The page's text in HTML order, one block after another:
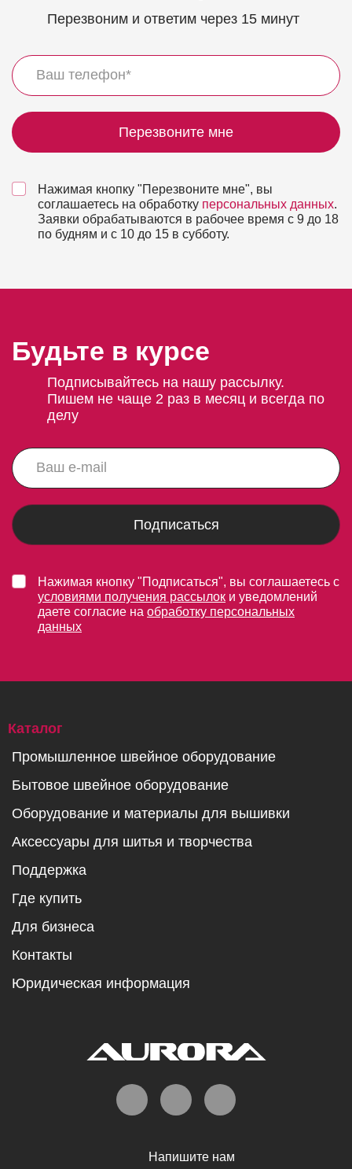
Перезвоним и ответим через 15 минут
Перезвоните мне
Нажимая кнопку "Перезвоните мне", вы
соглашаетесь на обработку персональных данных.
Заявки обрабатываются в рабочее время с 9 до 18
по будням и с 10 до 15 в субботу.
Будьте в курсе
Подписывайтесь на нашу рассылку.
Пишем не чаще 2 раз в месяц и всегда по
делу
Подписаться
Нажимая кнопку "Подписаться", вы соглашаетесь с
условиями получения рассылок и уведомлений
даете согласие на обработку персональных
данных
Напишите нам
Каталог
Промышленное швейное оборудование
Бытовое швейное оборудование
Оборудование и материалы для вышивки
Аксессуары для шитья и творчества
Поддержка
Где купить
Для бизнеса
Контакты
Юридическая информация